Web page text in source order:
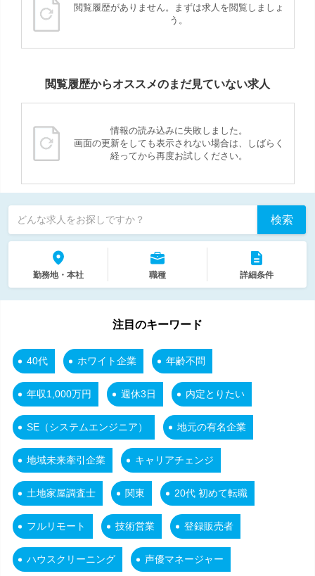
閲覧履歴がありません。まずは求人を閲覧しましょ
う。
閲覧履歴からオススメのまだ見ていない求人
情報の読み込みに失敗しました。
画面の更新をしても表示されない場合は、しばらく
経ってから再度お試しください。
どんな求人をお探しですか？ 検索
勤務地・本社 職種 詳細条件
注目のキーワード
40代 ホワイト企業 年齢不問
年収1,000万円 週休3日 内定とりたい
SE（システムエンジニア） 地元の有名企業
地域未来牽引企業 キャリアチェンジ
土地家屋調査士 関東 20代 初めて転職
フルリモート 技術営業 登録販売者
ハウスクリーニング 声優マネージャー